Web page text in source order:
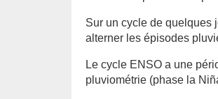
Sur un cycle de quelques
alterner les épisodes
Le cycle ENSO a une
pluviométrie (phase la